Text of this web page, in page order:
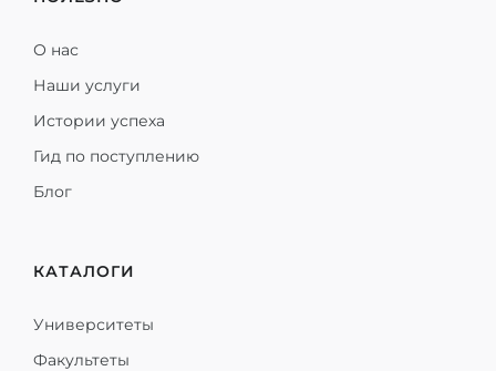
О нас
Наши услуги
Истории успеха
Гид по поступлению
Блог
КАТАЛОГИ
Университеты
Факультеты